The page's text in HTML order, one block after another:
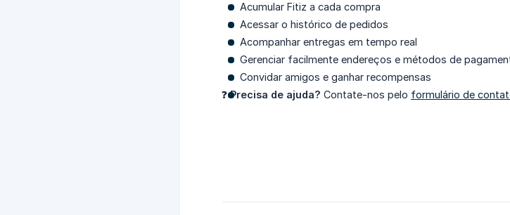
Acumular Fitiz a cada compra
Acessar o histórico de pedidos
Acompanhar entregas em tempo real
Gerenciar facilmente endereços e métodos de
Convidar amigos e ganhar recompensas
❓Precisa de ajuda? Contate-nos pelo formulário de